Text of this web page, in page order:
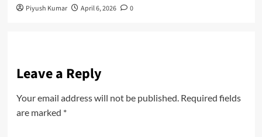
Piyush Kumar April 6, 2026 0
Leave a Reply
Your email address will not be published. Required fields
are marked *